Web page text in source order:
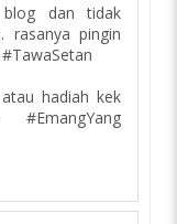
blog dan tidak
rasanya pingin
hadiah kek